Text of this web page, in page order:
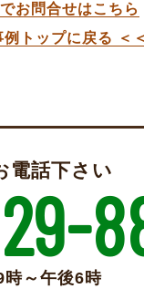
お問合せはこちら
例トップに戻る ＜＜
電話下さい
～午後6時